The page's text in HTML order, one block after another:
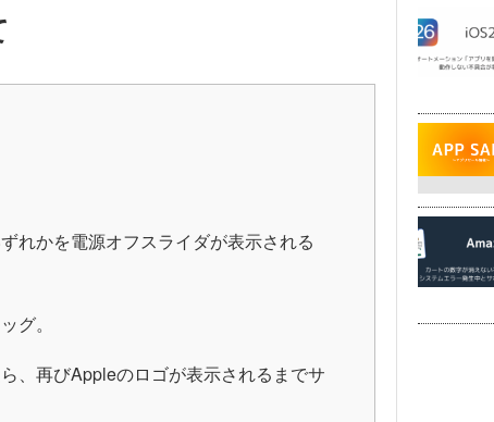
れかを電源オフスライダが表示される
グ。
、再びAppleのロゴが表示されるまでサ